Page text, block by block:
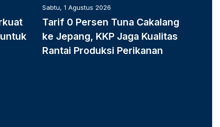
Sabtu, 1 Agustus 2026
Tarif 0 Persen Tuna Cakalang
ke Jepang, KKP Jaga Kualitas
Rantai Produksi Perikanan